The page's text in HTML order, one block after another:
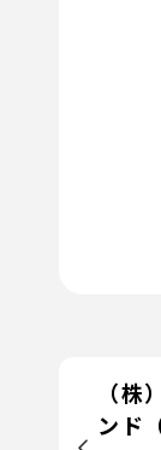
（
ンド